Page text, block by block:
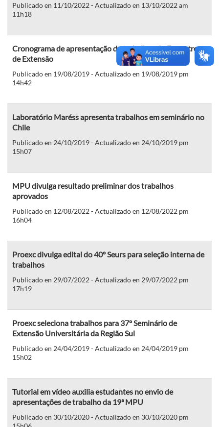
Publicado en 11/10/2022 - Actualizado en 13/10/2022 am
11h18
Cronograma de apresentação de trabalhos do Encontro
de Extensão
Publicado en 19/08/2019 - Actualizado en 19/08/2019 pm
14h42
Laboratório Maréss apresenta trabalhos em seminário no
Chile
Publicado en 24/10/2019 - Actualizado en 24/10/2019 pm
15h07
MPU divulga resultado preliminar dos trabalhos
aprovados
Publicado en 12/08/2022 - Actualizado en 12/08/2022 pm
16h04
Proexc divulga edital do 40º Seurs para seleção interna de
trabalhos
Publicado en 29/07/2022 - Actualizado en 29/07/2022 pm
17h19
Proexc seleciona trabalhos para 37º Seminário de
Extensão Universitária da Região Sul
Publicado en 24/04/2019 - Actualizado en 24/04/2019 pm
15h02
Tutorial em vídeo auxilia estudantes no envio de
apresentações de trabalho da 19ª MPU
Publicado en 30/10/2020 - Actualizado en 30/10/2020 pm